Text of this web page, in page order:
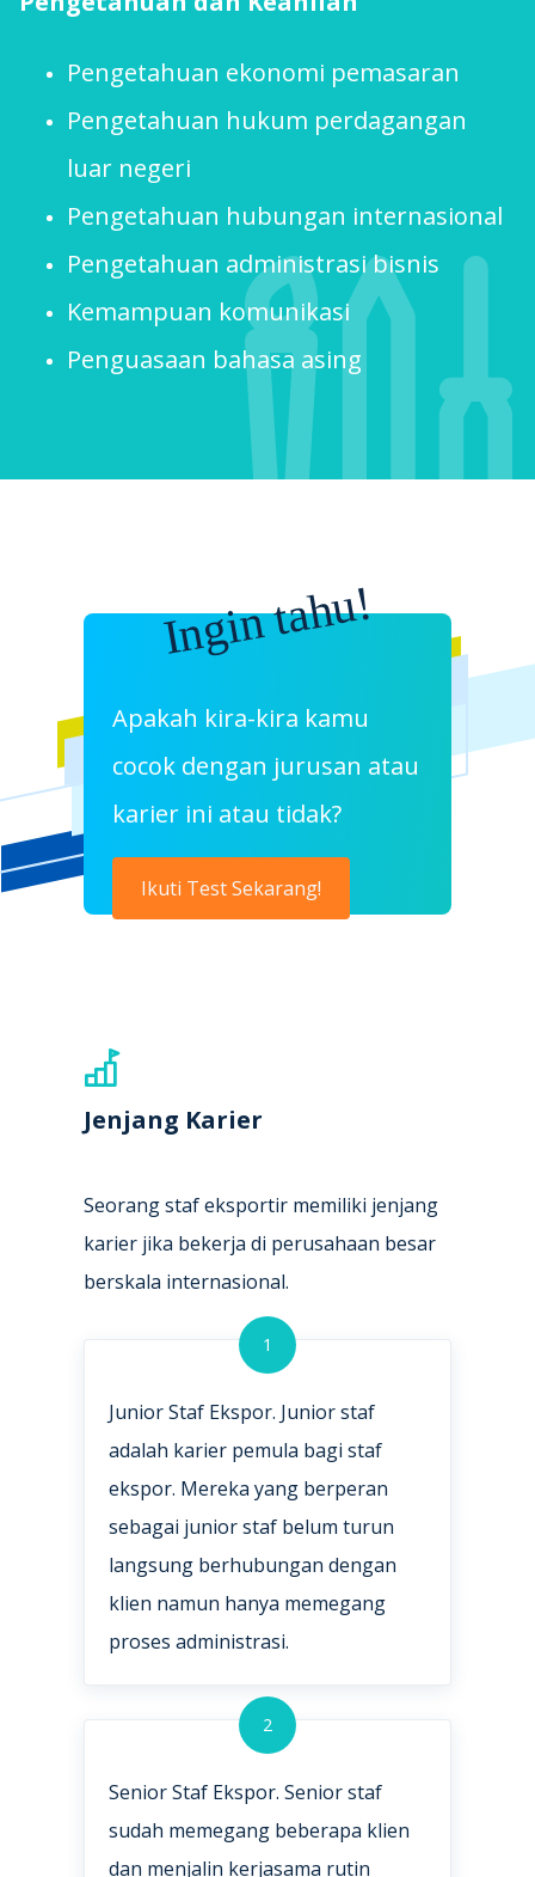
Pengetahuan ekonomi pemasaran
Pengetahuan hukum perdagangan
luar negeri
Pengetahuan hubungan internasional
Pengetahuan administrasi bisnis
Kemampuan komunikasi
Penguasaan bahasa asing
Ingin tahu!
Apakah kira-kira kamu
cocok dengan jurusan atau
karier ini atau tidak?
Ikuti Test Sekarang!
Jenjang Karier
Seorang staf eksportir memiliki jenjang
karier jika bekerja di perusahaan besar
berskala internasional.
1
Junior Staf Ekspor. Junior staf
adalah karier pemula bagi staf
ekspor. Mereka yang berperan
sebagai junior staf belum turun
langsung berhubungan dengan
klien namun hanya memegang
proses administrasi.
2
Senior Staf Ekspor. Senior staf
sudah memegang beberapa klien
dan menjalin kerjasama rutin